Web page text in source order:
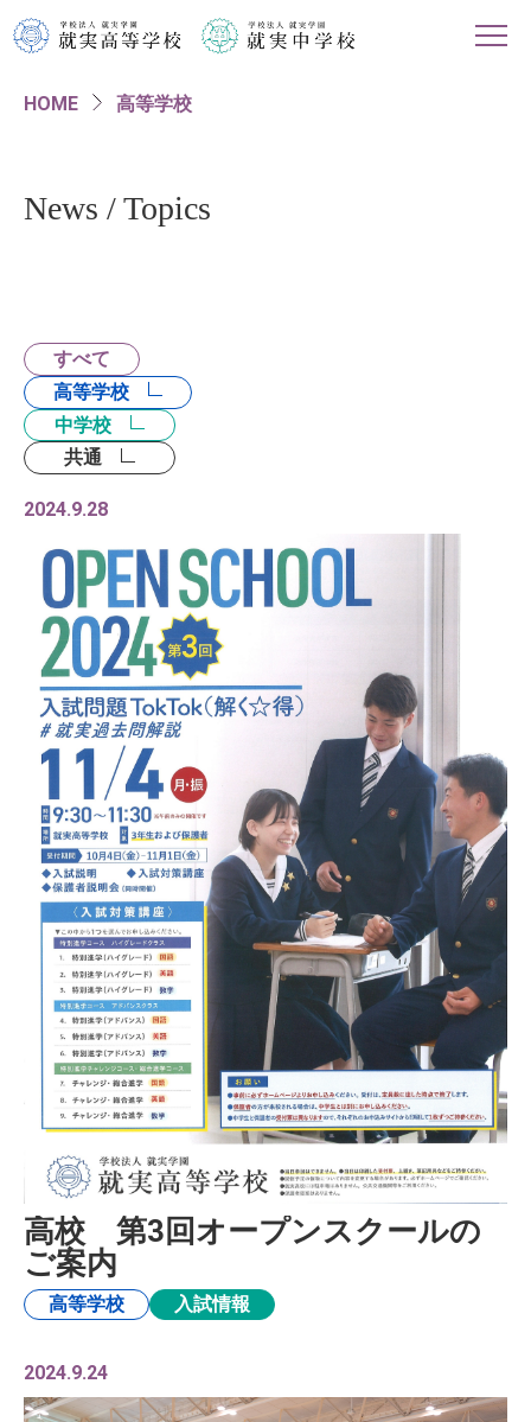
HOME
進路情報
入試・イベント情報
対象者別
受験生の方へ
在校生・保護者の方へ
卒業生の方へ
ご支援のお願い
HOME 高等学校
News / Topics
すべて
高等学校
中学校
共通
2024.9.28
高校 第3回オープンスクールの
ご案内
高等学校 入試情報
2024.9.24